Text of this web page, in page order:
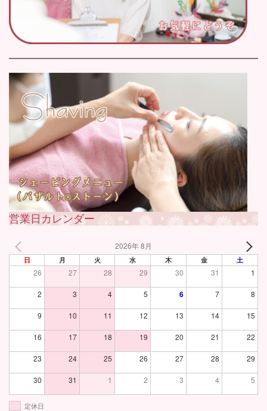
営業日カレンダー
2026年 8月
日 月 火 水 木 金 土
26 27 28 29 30 31 1
2 3 4 5 6 7 8
9 10 11 12 13 14 15
16 17 18 19 20 21 22
23 24 25 26 27 28 29
30 31 1 2 3 4 5
定休日